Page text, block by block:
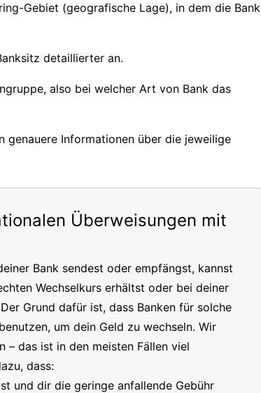
Gebiet (geografische Lage), in dem die Bank
detaillierter an.
also bei welcher Art von Bank das
genauere Informationen über die jeweilige
Überweisungen mit
Bank sendest oder empfängst, kannst
Wechselkurs erhältst oder bei deiner
Grund dafür ist, dass Banken für solche
um dein Geld zu wechseln. Wir
– das ist in den meisten Fällen viel
dass:
und dir die geringe anfallende Gebühr